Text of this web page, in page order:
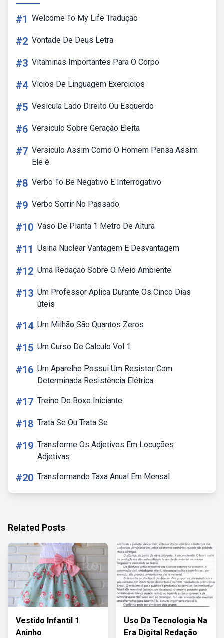
#1 Welcome To My Life Tradução
#2 Vontade De Deus Letra
#3 Vitaminas Importantes Para O Corpo
#4 Vicios De Linguagem Exercicios
#5 Vesícula Lado Direito Ou Esquerdo
#6 Versiculo Sobre Geração Eleita
#7 Versiculo Assim Como O Homem Pensa Assim
Ele é
#8 Verbo To Be Negativo E Interrogativo
#9 Verbo Sorrir No Passado
#10 Vaso De Planta 1 Metro De Altura
#11 Usina Nuclear Vantagem E Desvantagem
#12 Uma Redação Sobre O Meio Ambiente
#13 Um Professor Aplica Durante Os Cinco Dias
úteis
#14 Um Milhão São Quantos Zeros
#15 Um Curso De Calculo Vol 1
#16 Um Aparelho Possui Um Resistor Com
Determinada Resistência Elétrica
#17 Treino De Boxe Iniciante
#18 Trata Se Ou Trata Se
#19 Transforme Os Adjetivos Em Locuções
Adjetivas
#20 Transformando Taxa Anual Em Mensal
Related Posts
Vestido Infantil 1
Aninho
Uso Da Tecnologia Na
Era Digital Redação